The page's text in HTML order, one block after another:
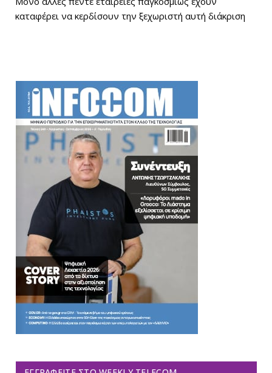
καταφέρει να κερδίσουν την ξεχωριστή αυτή διάκριση